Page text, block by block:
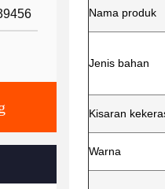
Nama produk
Jenis bahan
Kisaran
Warna